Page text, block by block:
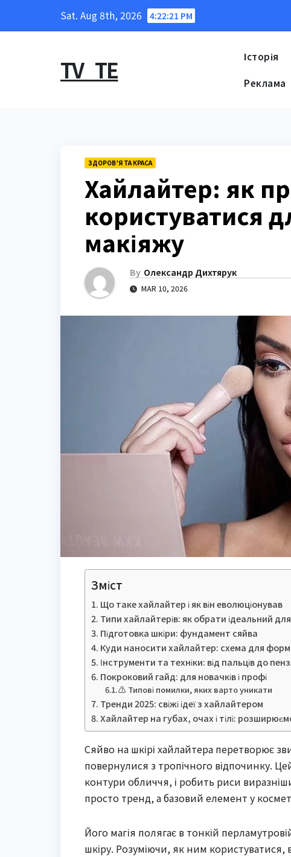
Sat. Aug 8th, 2026 4:22:22 PM
TV_TE Історія
Реклама
ЗДОРОВ’Я ТА КРАСА
Хайлайтер: як
користуватися
макіяжу
By Олександр Дихтярук
MAR 10, 2026
Зміст
Що таке хайлайтер і як він еволюціонував
Типи хайлайтерів: як обрати ідеальний
Підготовка шкіри: фундамент сяйва
Куди наносити хайлайтер: схема для
Інструменти та техніки: від пальців до
Покроковий гайд: для новачків і профі
⚠️ Типові помилки, яких варто уникати
Тренди 2025: свіжі ідеї з хайлайтером
Хайлайтер на губах, очах і тілі:
Сяйво на шкірі хайлайтера перетворює
повернулися з тропічного відпочинку.
контури обличчя, і робить риси
просто тренд, а базовий елемент у
Його магія полягає в тонкій
шкіру. Розуміючи, як ним користуватися,